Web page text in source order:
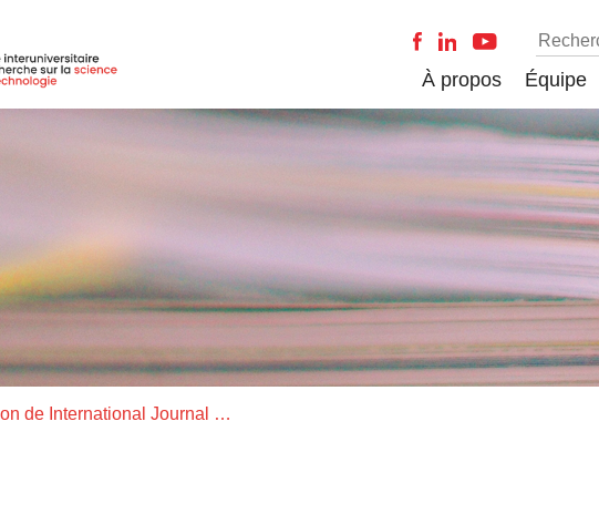
À propos Équipe
Livraison de International Journal of Innovation and Technology Management